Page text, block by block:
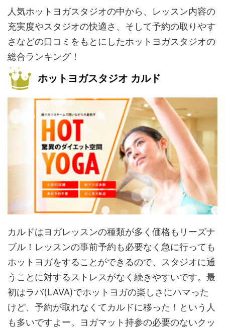
人気ホットヨガスタジオの中から、レッスン内容の
充実度やスタジオの快適さ、そして予約の取りやす
さなどの口コミをもとにしたホットヨガスタジオの
総合ランキング！
ホットヨガスタジオ カルド
カルドはヨガレッスンの種類が多く価格もリーズナ
ブル！レッスンの事前予約も必要なく急に行っても
ホットヨガをすることができるので、スタジオに通
うことに対するストレスがなく続きやすいです。最
初はラバ(LAVA)でホットヨガの楽しさにハマった
けど、予約が取れなくてカルドに移った！という人
も多いですよー。ヨガマット持参の必要のないクッ